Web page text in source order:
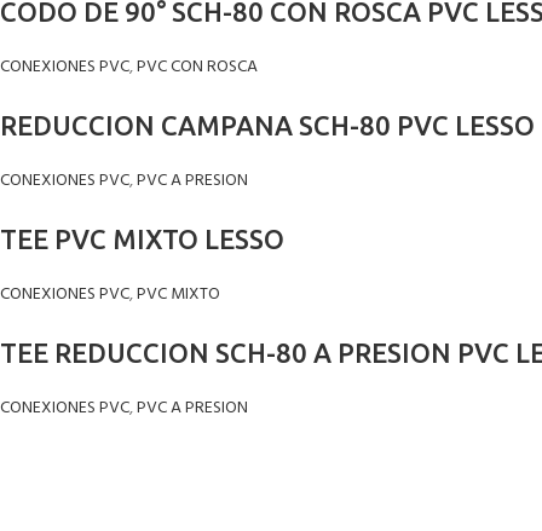
CODO DE 90° SCH-80 CON ROSCA PVC
CONEXIONES PVC,PVC CON ROSCA
REDUCCION CAMPANA SCH-80 PVC LESSO
CONEXIONES PVC,PVC A PRESION
TEE PVC MIXTO LESSO
CONEXIONES PVC,PVC MIXTO
TEE REDUCCION SCH-80 A PRESION PVC
CONEXIONES PVC,PVC A PRESION